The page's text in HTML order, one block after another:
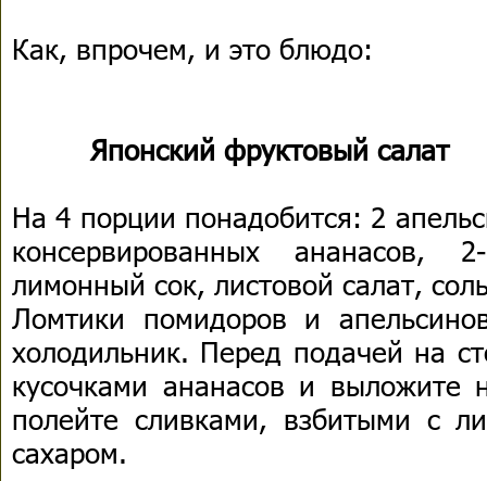
Как, впрочем, и это блюдо:
Японский фруктовый салат
На 4 порции понадобится: 2
консервированных
лимонный сок, листовой салат,
Ломтики помидоров и
холодильник. Перед подачей на
кусочками ананасов и выложите
полейте сливками, взбитыми с
сахаром.